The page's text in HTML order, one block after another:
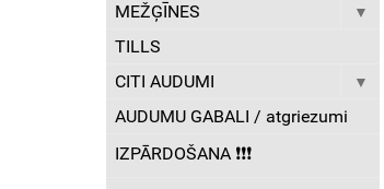
MEŽĢĪNES
TILLS
CITI AUDUMI
AUDUMU GABALI / atgriezumi
IZPĀRDOŠANA ❗️❗️❗️